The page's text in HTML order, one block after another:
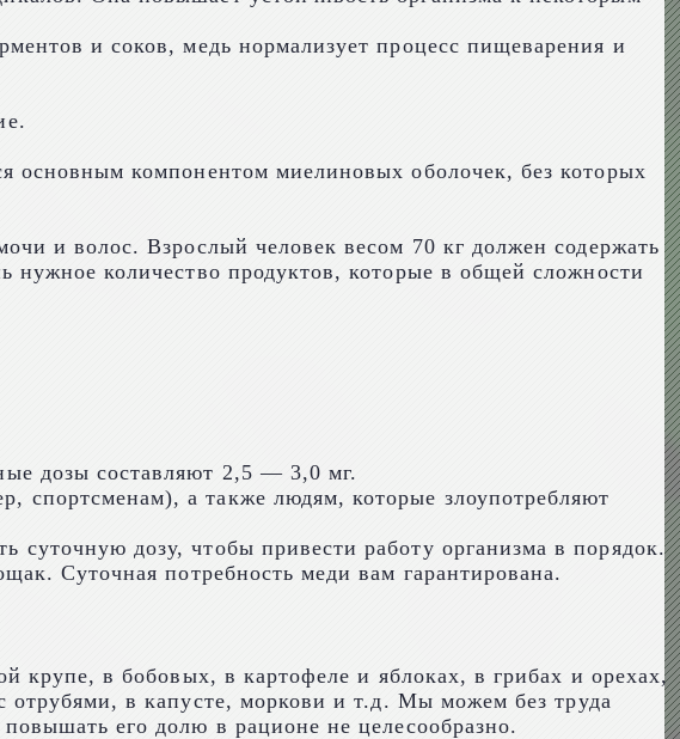
и соков, медь нормализует процесс пищеварения и
основным компонентом миелиновых оболочек, без которых
и волос. Взрослый человек весом 70 кг должен содержать
нужное количество продуктов, которые в общей сложности
дозы составляют 2,5 — 3,0 мг.
спортсменам), а также людям, которые злоупотребляют
дозу, чтобы привести работу организма в порядок.
Суточная потребность меди вам гарантирована.
крупе, в бобовых, в картофеле и яблоках, в грибах и орехах,
в капусте, моркови и т.д. Мы можем без труда
его долю в рационе не целесообразно.